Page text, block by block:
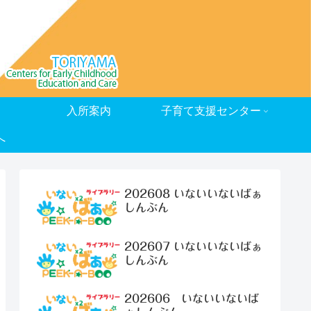
入所案内 子育て支援センター
202608 いないいないばぁ
しんぶん
202607 いないいないばぁ
しんぶん
202606 いないいないば